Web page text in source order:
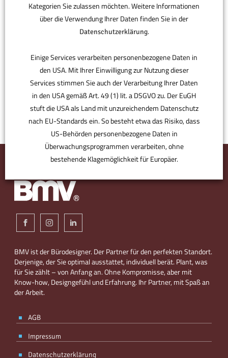
BMV ist der Bürodesigner. Der Partner für den perfekten Standort.
Derjenige, der Sie optimal ausstattet, individuell berät. Plant, was
für Sie zählt – von Anfang an. Ohne Kompromisse, aber mit
Know-how, Designgefühl und Erfahrung. Ihr Partner, mit Spaß an
der Arbeit.
AGB
Impressum
Datenschutzerklärung
Kategorien Sie zulassen möchten. Weitere Informationen
über die Verwendung Ihrer Daten finden Sie in der
Datenschutzerklärung.
Einige Services verarbeiten personenbezogene Daten in
den USA. Mit Ihrer Einwilligung zur Nutzung dieser
Services stimmen Sie auch der Verarbeitung Ihrer Daten
in den USA gemäß Art. 49 (1) lit. a DSGVO zu. Der EuGH
stuft die USA als Land mit unzureichendem Datenschutz
nach EU-Standards ein. So besteht etwa das Risiko, dass
US-Behörden personenbezogene Daten in
Überwachungsprogrammen verarbeiten, ohne
bestehende Klagemöglichkeit für Europäer.
ANPASSEN